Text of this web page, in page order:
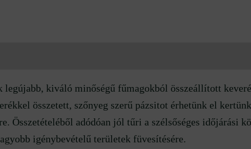
legújabb, kiváló minőségű fűmagokból összeállított
összetett, szőnyeg szerű pázsitot érhetünk el
Összetételéből adódóan jól tűri a szélsőséges időjárási
igénybevételű területek füvesítésére.